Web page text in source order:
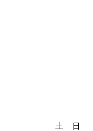
土
日